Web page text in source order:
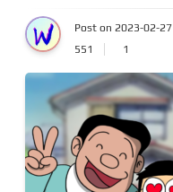
Post on 2023-02-27
551
1